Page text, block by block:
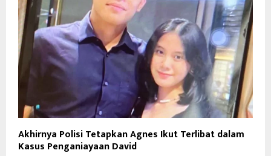
Akhirnya Polisi Tetapkan Agnes Ikut Terlibat dalam
Kasus Penganiayaan David